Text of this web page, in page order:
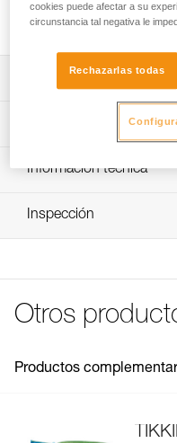
Descripción
Protección y
iluminación para
suspendida en una
Compatible con las
Características técnicas
Características por
Información técnica
FAQ
Inspección
Otros
Productos
cookies puede afectar a su
circunstancia tal negativa le
Rechazarlas todas